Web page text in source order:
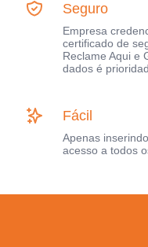
Seguro
Empresa
certificado de
Reclame Aqui e
dados é
Fácil
Apenas
acesso a todos